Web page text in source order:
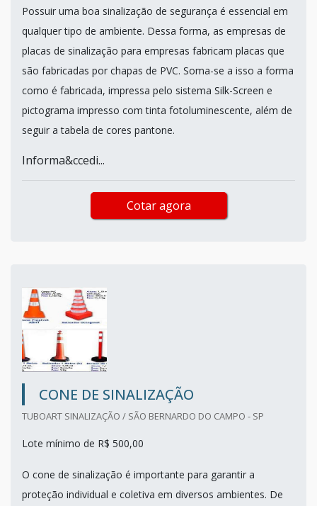
Possuir uma boa sinalização de segurança é essencial em
qualquer tipo de ambiente. Dessa forma, as empresas de
placas de sinalização para empresas fabricam placas que
são fabricadas por chapas de PVC. Soma-se a isso a forma
como é fabricada, impressa pelo sistema Silk-Screen e
pictograma impresso com tinta fotoluminescente, além de
seguir a tabela de cores pantone.
Informa&ccedi...
Cotar agora
CONE DE SINALIZAÇÃO
TUBOART SINALIZAÇÃO / SÃO BERNARDO DO CAMPO - SP
Lote mínimo de R$ 500,00
O cone de sinalização é importante para garantir a
proteção individual e coletiva em diversos ambientes. De